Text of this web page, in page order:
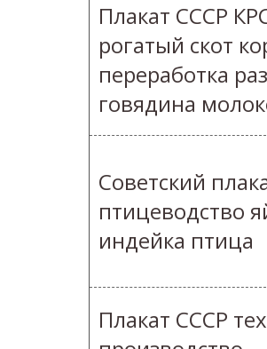
Плакат СССР
рогатый скот
переработка
говядина
Советский
птицеводство
индейка птица
Плакат СССР